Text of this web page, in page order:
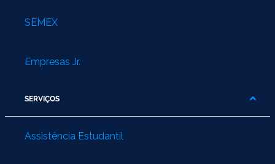
SEMEX
Empresas Jr.
SERVIÇOS
Assistência Estudantil